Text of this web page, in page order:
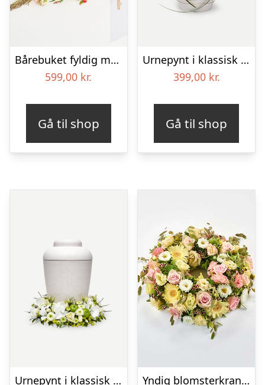
Bårebuket fyldig med bånd
599,00 kr.
Gå til shop
Urnepynt i klassisk stil – rød og hvid
399,00 kr.
Gå til shop
Urnepynt i klassisk stil – creme
Yndig blomsterkrans i pastelfarver, floristens valg – Blomster til begravelse